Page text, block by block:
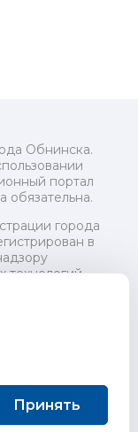
Обнинска.
портал
обязательна.
города
в
технологий
24 июля
ФС77-73321
округа "Город
Е.А.
Принять